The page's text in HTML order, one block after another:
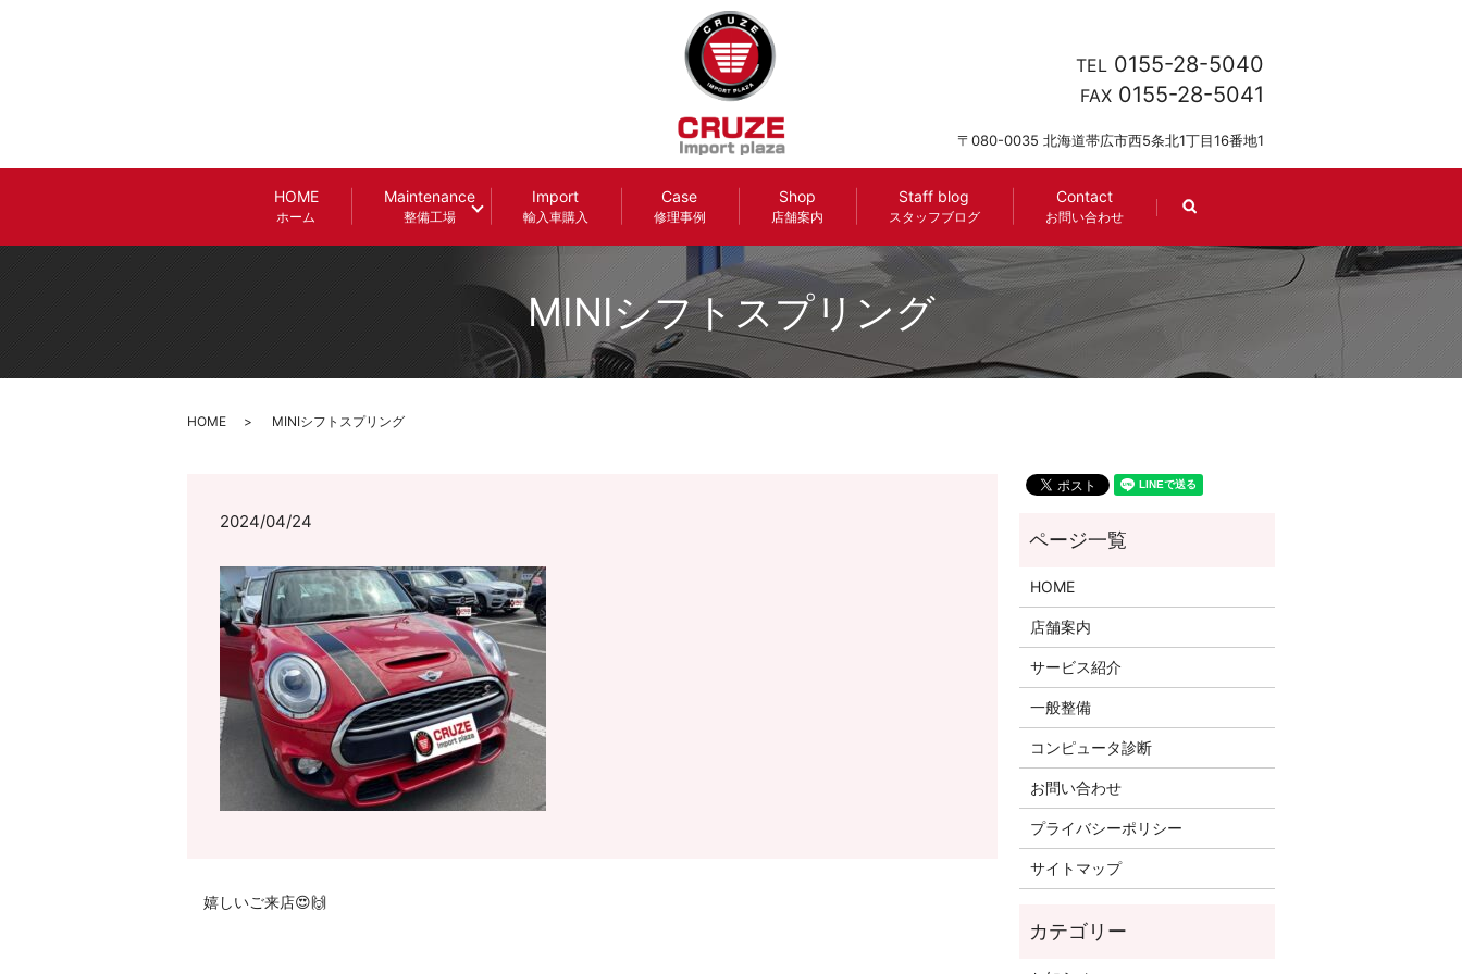
HOME
ホーム
Maintenance
整備工場
Import
輸入車購入
Case
修理事例
Shop
店舗案内
Staff blog
スタッフブログ
Contact
お問い合わせ search
TEL 0155-28-5040
FAX 0155-28-5041
〒080-0035 北海道帯広市西5条北1丁目16番地1
MINIシフトスプリング
HOME MINIシフトスプリング
2024/04/24
嬉しいご来店😍🙌
HOME
店舗案内
サービス紹介
一般整備
コンピュータ診断
お問い合わせ
プライバシーポリシー
サイトマップ